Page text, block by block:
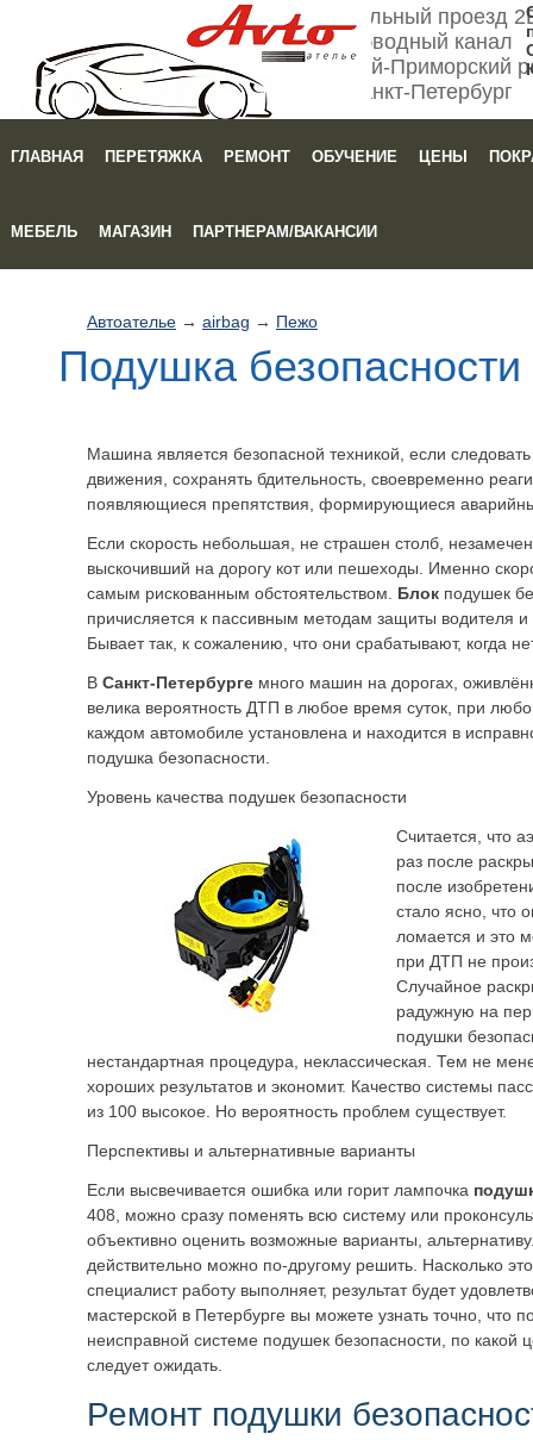
Мебельный проезд
Обводный канал
Кировский-Приморский
Санкт-Петербург
ГЛАВНАЯ ПЕРЕТЯЖКА РЕМОНТ ОБУЧЕНИЕ ЦЕНЫ
МЕБЕЛЬ МАГАЗИН ПАРТНЕРАМ/ВАКАНСИИ
Автоателье → airbag → Пежо
Подушка
Машина является безопасной техникой, если
движения, сохранять бдительность, своевременно
появляющиеся препятствия, формирующиеся
Если скорость небольшая, не страшен столб,
выскочивший на дорогу кот или пешеходы. Именно
самым рискованным обстоятельством. Блок подушек
причисляется к пассивным методам защиты водителя
Бывает так, к сожалению, что они срабатывают, когда
В Санкт-Петербурге много машин на дорогах,
велика вероятность ДТП в любое время суток, при
каждом автомобиле установлена и находится в
подушка безопасности.
Уровень качества подушек безопасности
Считается, что
раз после
после
стало ясно, что
ломается и это
при ДТП не
Случайное
радужную на
подушки
нестандартная процедура, неклассическая. Тем не
хороших результатов и экономит. Качество системы
из 100 высокое. Но вероятность проблем существует.
Перспективы и альтернативные варианты
Если высвечивается ошибка или горит лампочка
408, можно сразу поменять всю систему или
объективно оценить возможные варианты,
действительно можно по-другому решить. Насколько
специалист работу выполняет, результат будет
мастерской в Петербурге вы можете узнать точно, что
неисправной системе подушек безопасности, по какой
следует ожидать.
Ремонт подушки